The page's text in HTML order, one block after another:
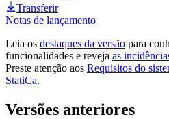
Transferir
Notas de lançamento
Leia os destaques da versão para
funcionalidades e reveja as
Preste atenção aos Requisitos do
StatiCa.
Versões anteriores